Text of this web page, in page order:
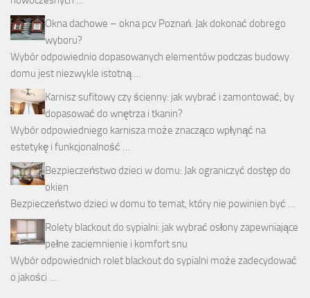
Okna dachowe – okna pcv Poznań. Jak dokonać dobrego
wyboru?
Wybór odpowiednio dopasowanych elementów podczas budowy
domu jest niezwykle istotną …
Karnisz sufitowy czy ścienny: jak wybrać i zamontować, by
dopasować do wnętrza i tkanin?
Wybór odpowiedniego karnisza może znacząco wpłynąć na
estetykę i funkcjonalność …
Bezpieczeństwo dzieci w domu: Jak ograniczyć dostęp do
okien
Bezpieczeństwo dzieci w domu to temat, który nie powinien być …
Rolety blackout do sypialni: jak wybrać osłony zapewniające
pełne zaciemnienie i komfort snu
Wybór odpowiednich rolet blackout do sypialni może zadecydować
o jakości …